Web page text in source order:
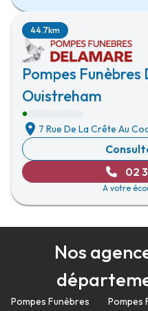
Pompes
Ouistreham
44.7km
7 Rue De La Crête Au
02
A votre
Nos
Pompes Funèbres
Pompes